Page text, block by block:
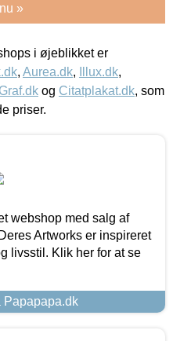
»
i øjeblikket er
, Aurea.dk, Illux.dk,
og Citatplakat.dk, som
priser.
webshop med salg af
Artworks er inspireret
livsstil. Klik her for at se
Papapapa.dk